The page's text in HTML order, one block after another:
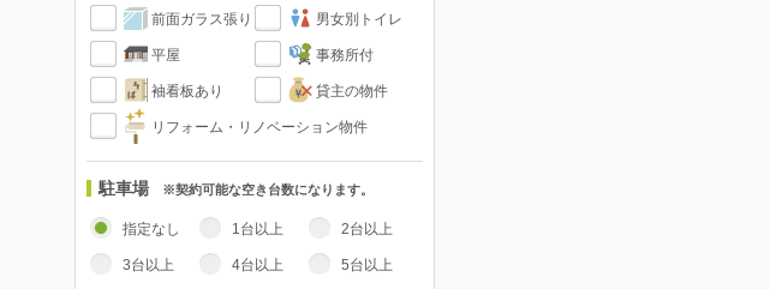
前面ガラス張り 男女別トイレ
平屋 事務所付
袖看板あり 貸主の物件
リフォーム・リノベーション物件
駐車場 ※契約可能な空き台数になります。
指定なし 1台以上 2台以上
3台以上 4台以上 5台以上